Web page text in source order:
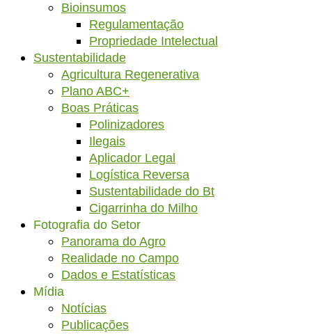
Bioinsumos
Regulamentação
Propriedade Intelectual
Sustentabilidade
Agricultura Regenerativa
Plano ABC+
Boas Práticas
Polinizadores
Ilegais
Aplicador Legal
Logística Reversa
Sustentabilidade do Bt
Cigarrinha do Milho
Fotografia do Setor
Panorama do Agro
Realidade no Campo
Dados e Estatísticas
Mídia
Notícias
Publicações